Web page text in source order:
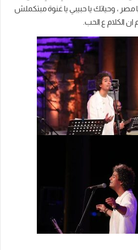
، وحياتك يا حبيبي يا غنوة مبتكملش
ان الكلام ع الحب.